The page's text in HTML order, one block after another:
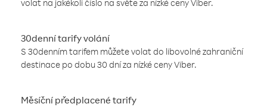
volat na jakékoli číslo na světe za nízké ceny Viber.
30denní tarify volání
S 30denním tarifem můžete volat do libovolné zahraniční
destinace po dobu 30 dní za nízké ceny Viber.
Měsíční předplacené tarify